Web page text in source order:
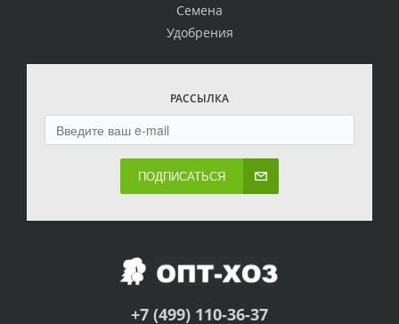
Семена
Удобрения
РАССЫЛКА
ПОДПИСАТЬСЯ
+7 (499) 110-36-37